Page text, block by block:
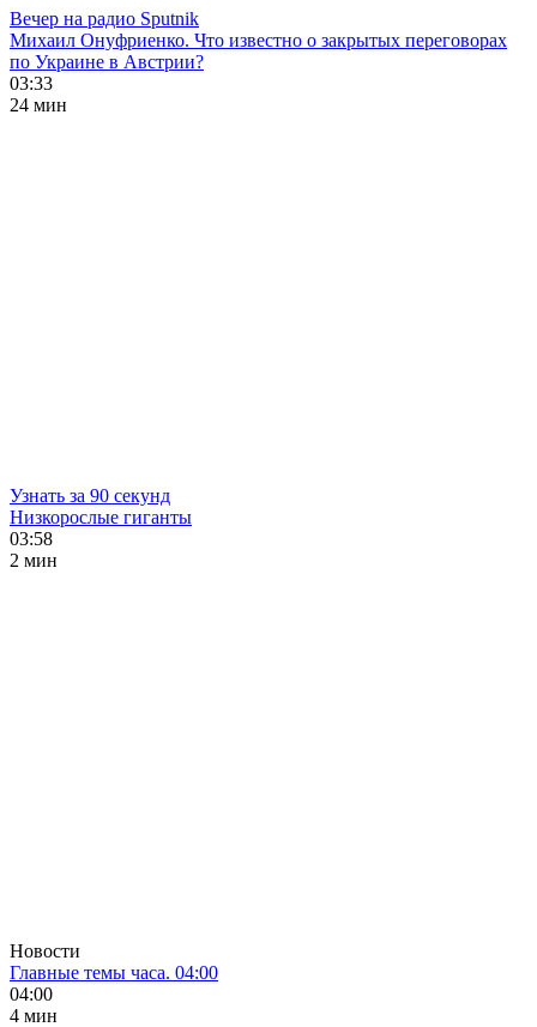
Вечер на радио Sputnik
Михаил Онуфриенко. Что известно о закрытых переговорах
по Украине в Австрии?
03:33
24 мин
Узнать за 90 секунд
Низкорослые гиганты
03:58
2 мин
Новости
Главные темы часа. 04:00
04:00
4 мин